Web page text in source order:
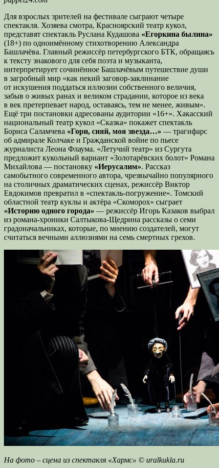
Для взрослых зрителей на фестивале сыграют четыре
спектакля. Хозяева смотра, Красноярский театр кукол,
представят спектакль Руслана Кудашова «Егоркина былина»
(18+) по одноимённому стихотворению Александра
Башлачёва. Главный режиссёр петербургского БТК, обращаясь
к тексту знакового для себя поэта и музыканта,
интерпретирует сочинённое Башлачёвым путешествие души
в загробный мир «как некий заговор-заклинание
от искушения поддаться иллюзии собственного величия,
забыв о живых ранах и великом страдании, которое из века
в век претерпевает народ, оставаясь, тем не менее, живым».
Ещё три постановки адресованы аудитории «16+». Хакасский
национальный театр кукол «Сказка» покажет спектакль
Бориса Саламчева «Гори, сияй, моя звезда…» — трагифарс
об адмирале Колчаке и Гражданской войне по пьесе
журналиста Леона Флаума. «Летучий театр» из Сургута
предложит кукольный вариант «Золотарёвских болот» Романа
Михайлова — постановку «Иерусалим». Рассказ
самобытного современного автора, чрезвычайно популярного
на столичных драматических сценах, режиссёр Виктор
Евдокимов превратил в «спектакль-погружение». Томский
областной театр куклы и актёра «Скоморох» сыграет
«Историю одного города» — режиссёр Игорь Казаков выбрал
из романа-хроники Салтыкова-Щедрина рассказы о семи
градоначальниках, которые, по мнению создателей, могут
считаться вечными аллюзиями на семь смертных грехов.
На фото – сцена из спектакля «Хармс» © uralkukla.ru